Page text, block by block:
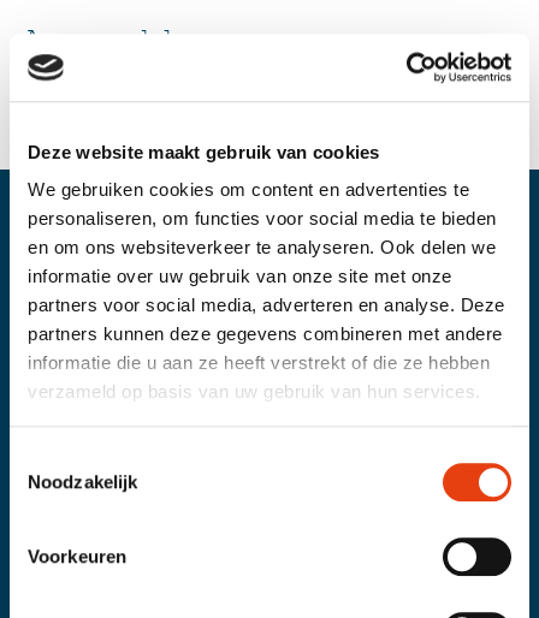
Deze website maakt gebruik van cookies
We gebruiken cookies om content en advertenties te
personaliseren, om functies voor social media te bieden
en om ons websiteverkeer te analyseren. Ook delen we
informatie over uw gebruik van onze site met onze
partners voor social media, adverteren en analyse. Deze
partners kunnen deze gegevens combineren met andere
informatie die u aan ze heeft verstrekt of die ze hebben
verzameld op basis van uw gebruik van hun services.
Noodzakelijk
Voorkeuren
Aanmelden
Op de hoogte blijven?
Schrijf je in voor onze nieuwsbrief!
AANMELDEN